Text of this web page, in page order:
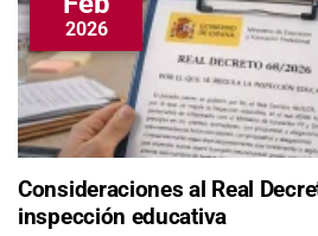
2026
Consideraciones al Real
inspección educativa